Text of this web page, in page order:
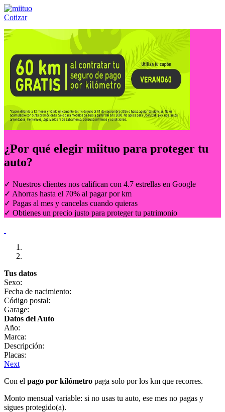
Cotizar
Llámanos al:(55) 84-21-05-00 ó
¿Por qué elegir miituo para proteger tu
auto?
✓ Nuestros clientes nos califican con 4.7 estrellas en Google
✓ Ahorras hasta el 70% al pagar por km
✓ Pagas al mes y cancelas cuando quieras
✓ Obtienes un precio justo para proteger tu patrimonio
Tus datos
Sexo:
Fecha de nacimiento:
Código postal:
Garage:
Datos del Auto
Año:
Marca:
Descripción:
Placas:
Next
Con el pago por kilómetro paga solo por los km que recorres.
Monto mensual variable: si no usas tu auto, ese mes no pagas y
sigues protegido(a).